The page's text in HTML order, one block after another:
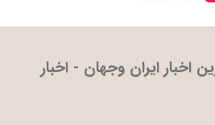
اخبار ایران وجهان - اخبار